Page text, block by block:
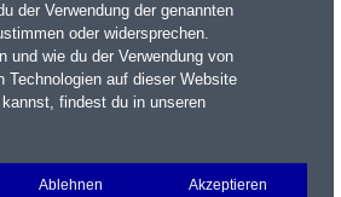
Portfolio Login
der Verwendung der genannten
oder widersprechen.
und wie du der Verwendung von
Technologien auf dieser Website
findest du in unseren
Ablehnen Akzeptieren